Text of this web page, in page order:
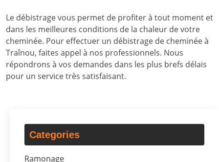
Le débistrage vous permet de profiter à tout moment et
dans les meilleures conditions de la chaleur de votre
cheminée. Pour effectuer un débistrage de cheminée à
Traînou, faites appel à nos professionnels. Nous
répondrons à vos demandes dans les plus brefs délais
pour un service très satisfaisant.
Categories
Ramonage